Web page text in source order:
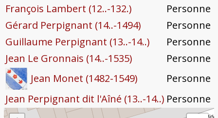
François Lambert (12..-132.)
Personne
Gérard Perpignant (14..-1494)
Personne
Guillaume Perpignant (13..-14..)
Personne
Jean Le Gronnais (14..-1535)
Personne
Jean Monet (1482-1549)
Personne
Jean Perpignant dit l'Aîné (13..-14..) Personne